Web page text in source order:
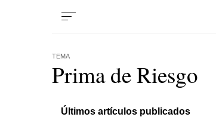
TEMA
Prima de Riesgo
Últimos artículos publicados